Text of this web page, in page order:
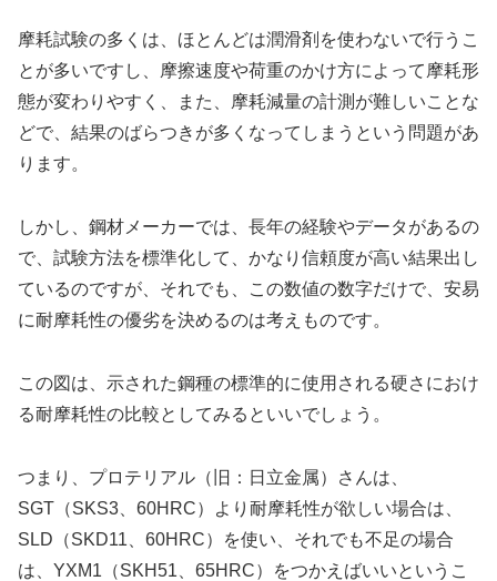
摩耗試験の多くは、ほとんどは潤滑剤を使わないで行うこ
とが多いですし、摩擦速度や荷重のかけ方によって摩耗形
態が変わりやすく、また、摩耗減量の計測が難しいことな
どで、結果のばらつきが多くなってしまうという問題があ
ります。
しかし、鋼材メーカーでは、長年の経験やデータがあるの
で、試験方法を標準化して、かなり信頼度が高い結果出し
ているのですが、それでも、この数値の数字だけで、安易
に耐摩耗性の優劣を決めるのは考えものです。
この図は、示された鋼種の標準的に使用される硬さにおけ
る耐摩耗性の比較としてみるといいでしょう。
つまり、プロテリアル（旧：日立金属）さんは、
SGT（SKS3、60HRC）より耐摩耗性が欲しい場合は、
SLD（SKD11、60HRC）を使い、それでも不足の場合
は、YXM1（SKH51、65HRC）をつかえばいいというこ